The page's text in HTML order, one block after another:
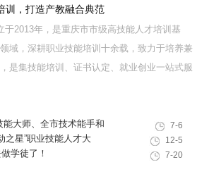
训，打造产教融合典范
2013年，是重庆市市级高技能人才培训基
域，深耕职业技能培训十余载，致力于培养兼
是集技能培训、证书认定、就业创业一站式服
能大师、全市技术能手和
单出炉，重庆欧艺职业
才榜上有名！
7-6
之星”职业技能人才大
联网营销师第一名
12-5
学徒了！ 7-20